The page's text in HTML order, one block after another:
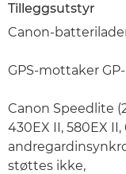
Tilleggsutstyr
Canon-
GPS-mottaker GP-
Canon Speedlite
430EX II, 580EX II,
støttes ikke,